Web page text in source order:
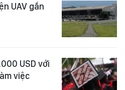
UAV gắn
USD với
việc